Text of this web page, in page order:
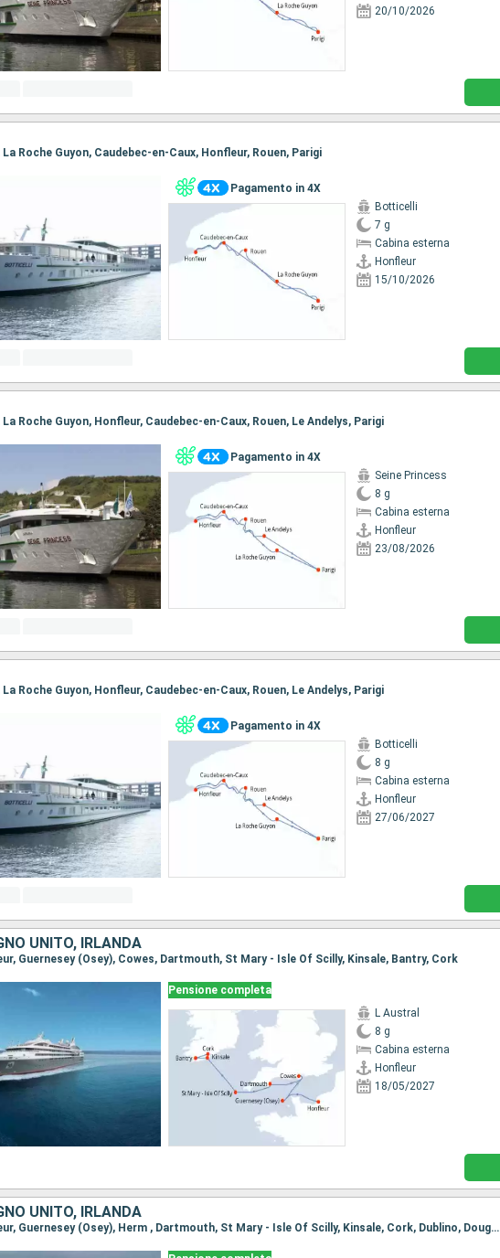
20/10/2026
Roche Guyon, Caudebec-en-Caux, Honfleur, Rouen, Parigi
Pagamento in 4X
Botticelli
7 g
Cabina esterna
Honfleur
15/10/2026
Roche Guyon, Honfleur, Caudebec-en-Caux, Rouen, Le Andelys, Parigi
Pagamento in 4X
Seine Princess
8 g
Cabina esterna
Honfleur
23/08/2026
Roche Guyon, Honfleur, Caudebec-en-Caux, Rouen, Le Andelys, Parigi
Pagamento in 4X
Botticelli
8 g
Cabina esterna
Honfleur
27/06/2027
UNITO, IRLANDA
Guernesey (Osey), Cowes, Dartmouth, St Mary - Isle Of Scilly, Kinsale, Bantry, Cork
Pensione completa
L Austral
8 g
Cabina esterna
Honfleur
18/05/2027
UNITO, IRLANDA
Itinerario : Honfleur, Guernesey (Osey), Herm , Dartmouth, St Mary - Isle Of Scilly, Kinsale, Cork, Dublino, Douglas, Glasgow